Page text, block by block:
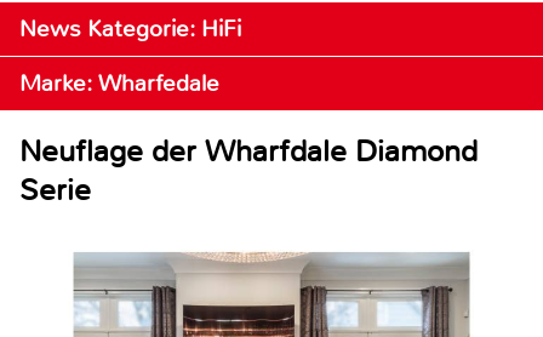
News Kategorie: HiFi
Marke: Wharfedale
Neuflage der Wharfdale Diamond
Serie